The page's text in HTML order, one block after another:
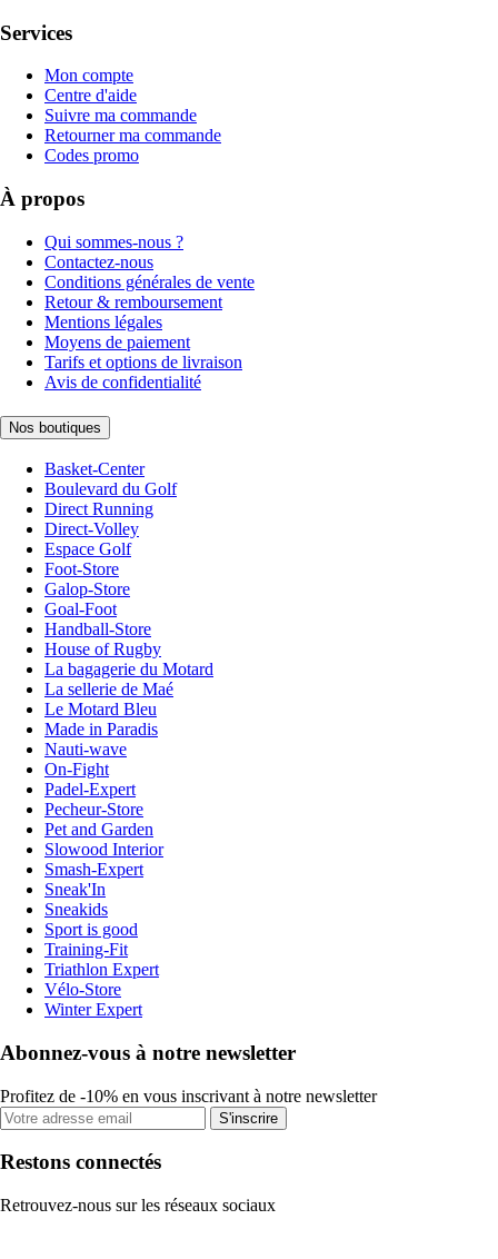
Services
Mon compte
Centre d'aide
Suivre ma commande
Retourner ma commande
Codes promo
À propos
Qui sommes-nous ?
Contactez-nous
Conditions générales de vente
Retour & remboursement
Mentions légales
Moyens de paiement
Tarifs et options de livraison
Avis de confidentialité
Nos boutiques
Basket-Center
Boulevard du Golf
Direct Running
Direct-Volley
Espace Golf
Foot-Store
Galop-Store
Goal-Foot
Handball-Store
House of Rugby
La bagagerie du Motard
La sellerie de Maé
Le Motard Bleu
Made in Paradis
Nauti-wave
On-Fight
Padel-Expert
Pecheur-Store
Pet and Garden
Slowood Interior
Smash-Expert
Sneak'In
Sneakids
Sport is good
Training-Fit
Triathlon Expert
Vélo-Store
Winter Expert
Abonnez-vous à notre newsletter
Profitez de -10% en vous inscrivant à notre newsletter
S'inscrire
Restons connectés
Retrouvez-nous sur les réseaux sociaux